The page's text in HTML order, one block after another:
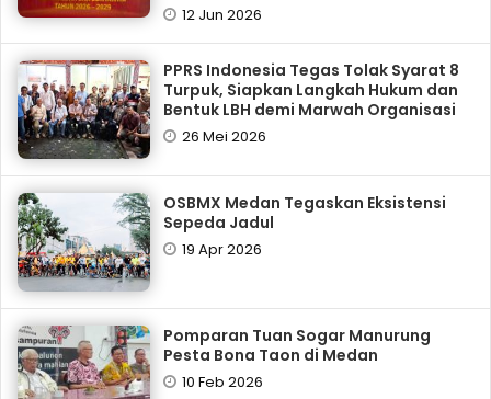
12 Jun 2026
PPRS Indonesia Tegas Tolak Syarat 8
Turpuk, Siapkan Langkah Hukum dan
Bentuk LBH demi Marwah Organisasi
26 Mei 2026
OSBMX Medan Tegaskan Eksistensi
Sepeda Jadul
19 Apr 2026
Pomparan Tuan Sogar Manurung
Pesta Bona Taon di Medan
10 Feb 2026